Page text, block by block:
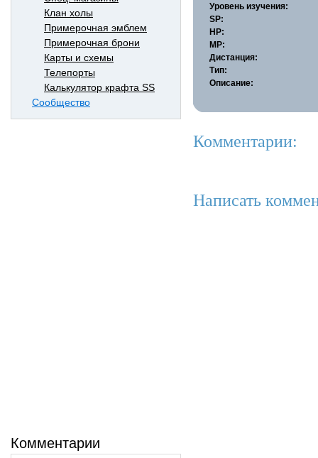
Клан холы
Примерочная эмблем
Примерочная брони
Карты и схемы
Телепорты
Калькулятор крафта SS
Сообщество
Комментарии
Уровень изучения:
SP:
HP:
MP:
Дистанция:
Тип:
Описание:
Комментарии:
Написать